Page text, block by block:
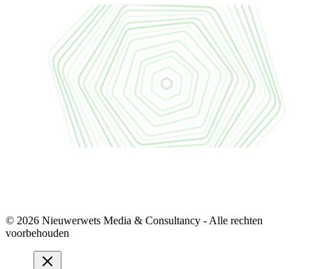
© 2026 Nieuwerwets Media & Consultancy - Alle rechten
voorbehouden